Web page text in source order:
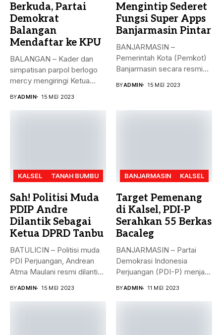
Berkuda, Partai
Demokrat
Balangan
Mendaftar ke KPU
BALANGAN – Kader dan
simpatisan parpol berlogo
mercy mengiringi Ketua
BYADMIN 15 MEI 2023
Mengintip Sederet
Fungsi Super Apps
Banjarmasin Pintar
BANJARMASIN –
Pemerintah Kota (Pemkot)
Banjarmasin secara resmi
BYADMIN 15 MEI 2023
KALSEL TANAH BUMBU
Sah! Politisi Muda
PDIP Andre
Dilantik Sebagai
Ketua DPRD Tanbu
BATULICIN – Politisi muda
PDI Perjuangan, Andrean
Atma Maulani resmi dilantik
BYADMIN 15 MEI 2023
BANJARMASIN KALSEL
Target Pemenang
di Kalsel, PDI-P
Serahkan 55 Berkas
Bacaleg
BANJARMASIN – Partai
Demokrasi Indonesia
Perjuangan (PDI-P) menjadi
BYADMIN 11 MEI 2023